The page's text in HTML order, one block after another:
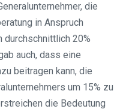
die
in Anspruch
durchschnittlich 20%
auch, dass eine
beitragen kann, die
um 15% zu
die Bedeutung